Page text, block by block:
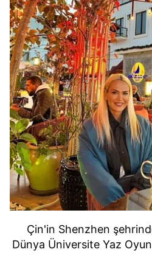
Çin'in Shenzhen
Dünya Üniversite Yaz